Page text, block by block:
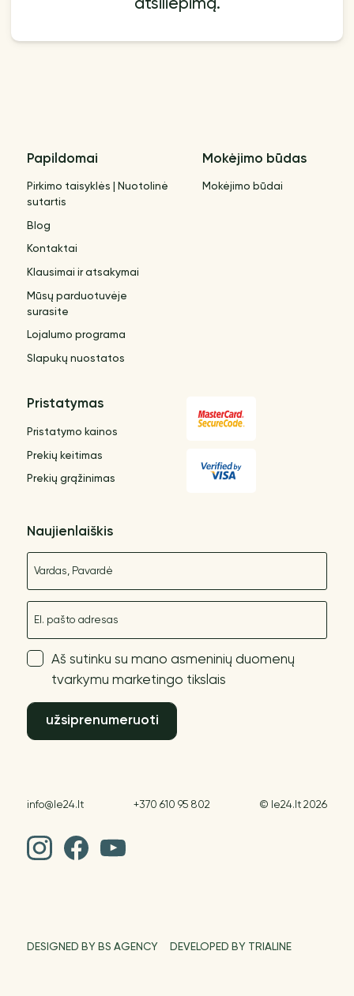
atsiliepimą.
Papildomai
Pirkimo taisyklės | Nuotolinė
sutartis
Blog
Kontaktai
Klausimai ir atsakymai
Mūsų parduotuvėje
surasite
Lojalumo programa
Slapukų nuostatos
Mokėjimo būdas
Mokėjimo būdai
Pristatymas
Pristatymo kainos
Prekių keitimas
Prekių grąžinimas
Naujienlaiškis
Aš sutinku su mano asmeninių duomenų
tvarkymu marketingo tikslais
užsiprenumeruoti
info@le24.lt +370 610 95 802 © le24.lt 2026
DESIGNED BY BS AGENCY DEVELOPED BY TRIALINE